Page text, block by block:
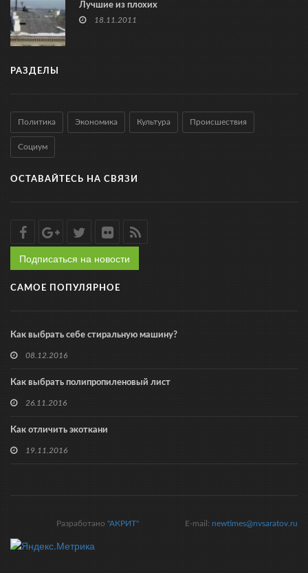
Лучшие из плохих
18.11.2011
РАЗДЕЛЫ
Политика Экономика Культура Происшествия
Социум
ОСТАВАЙТЕСЬ НА СВЯЗИ
Подписаться на новости
САМОЕ ПОПУЛЯРНОЕ
Как выбрать себе стиральную машину?
08.12.2016
Как выбрать полипропиленовый лист
26.11.2016
Как отличить экоткани
19.11.2016
E-mail: newtimes@nvsaratov.ru
Разработано "АКРИТ"